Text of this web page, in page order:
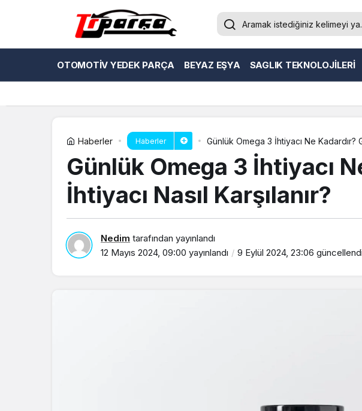
OTOMOTIV YEDEK PARÇA BEYAZ EŞYA SAGLIK TEKNOLOJILERI
Haberler Haberler Günlük Omega 3 İhtiyacı Ne Kadardır?
Günlük Omega 3 İhtiyacı
İhtiyacı Nasıl Karşılanır?
Nedim tarafından yayınlandı
12 Mayıs 2024, 09:00 yayınlandı 9 Eylül 2024, 23:06 güncellendi